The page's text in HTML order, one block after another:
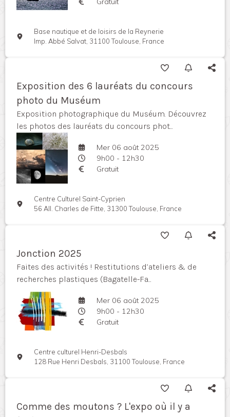
Base nautique et de loisirs de la Reynerie
Imp. Abbé Salvat, 31100 Toulouse, France
Exposition des 6 lauréats du concours
photo du Muséum
Exposition photographique du Muséum. Découvrez
les photos des lauréats du concours phot...
Mer 06 août 2025
9h00 - 12h30
Gratuit
Centre Culturel Saint-Cyprien
56 All. Charles de Fitte, 31300 Toulouse, France
Jonction 2025
Faites des activités ! Restitutions d’ateliers & de
recherches plastiques (Bagatelle-Fa...
Mer 06 août 2025
9h00 - 12h30
Gratuit
Centre culturel Henri-Desbals
128 Rue Henri Desbals, 31100 Toulouse, France
Comme des moutons ? L'expo où il y a